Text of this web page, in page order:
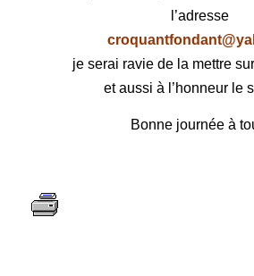
l’adresse
je serai ravie de la mettre
et aussi à l’honneur le
Bonne journée à